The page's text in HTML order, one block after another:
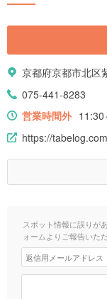
京都府京都市北区
075-441-8283
営業時間外 11:30
https://
スポット情報に誤りが
ォームよりご報告いた